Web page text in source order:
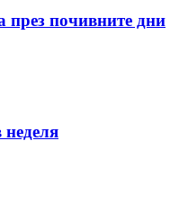
през почивните дни